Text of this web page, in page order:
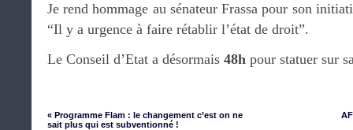
Je rend hommage au sénateur Frassa pour son
“Il y a urgence à faire rétablir l’état de droit”.
Le Conseil d’Etat a désormais 48h pour statuer sur
« Programme Flam : le changement c’est on ne
sait plus qui est subventionné !